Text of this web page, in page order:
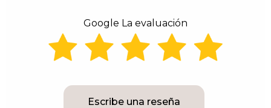
Google La evaluación
Escribe una reseña